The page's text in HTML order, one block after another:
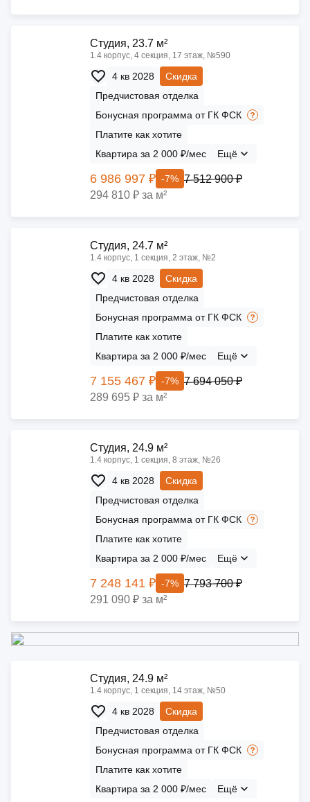
Cтудия, 23.7 м²
1.4 корпус, 4 секция, 17 этаж, №590
4 кв 2028
Скидка
Предчистовая отделка
Бонусная программа от ГК ФСК
Платите как хотите
Квартира за 2 000 ₽/мес
Ещё
6 986 997 ₽ -7% 7 512 900 ₽
294 810 ₽ за м²
Cтудия, 24.7 м²
1.4 корпус, 1 секция, 2 этаж, №2
4 кв 2028
Скидка
Предчистовая отделка
Бонусная программа от ГК ФСК
Платите как хотите
Квартира за 2 000 ₽/мес
Ещё
7 155 467 ₽ -7% 7 694 050 ₽
289 695 ₽ за м²
Cтудия, 24.9 м²
1.4 корпус, 1 секция, 8 этаж, №26
4 кв 2028
Скидка
Предчистовая отделка
Бонусная программа от ГК ФСК
Платите как хотите
Квартира за 2 000 ₽/мес
Ещё
7 248 141 ₽ -7% 7 793 700 ₽
291 090 ₽ за м²
Cтудия, 24.9 м²
1.4 корпус, 1 секция, 14 этаж, №50
4 кв 2028
Скидка
Предчистовая отделка
Бонусная программа от ГК ФСК
Платите как хотите
Квартира за 2 000 ₽/мес
Ещё